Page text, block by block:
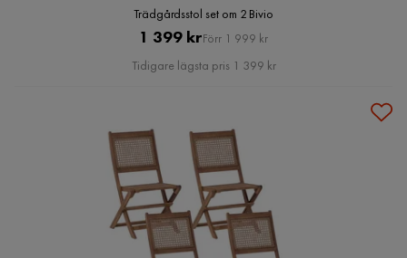
Trädgårdsstol set om 2 Bivio
Pris
1 399 krOriginal
Pris
Förr 1 999 kr
Tidigare lägsta pris 1 399 kr